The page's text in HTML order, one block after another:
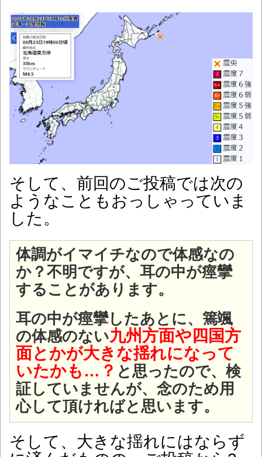
そして、前回のご投稿では次の
ようなこともおっしゃっていま
した。
体調がイマイチなので体感なの
か？不明ですが、耳の中が痙攣
することがあります。
耳の中が痙攣したあとに、篶颯
の体感のない九州方面や四国方
面とかが大きな揺れになって
いたかも…？ と思ったので、検
証していませんが、念のため用
心して頂ければと思います。
そして、大きな揺れにはならず